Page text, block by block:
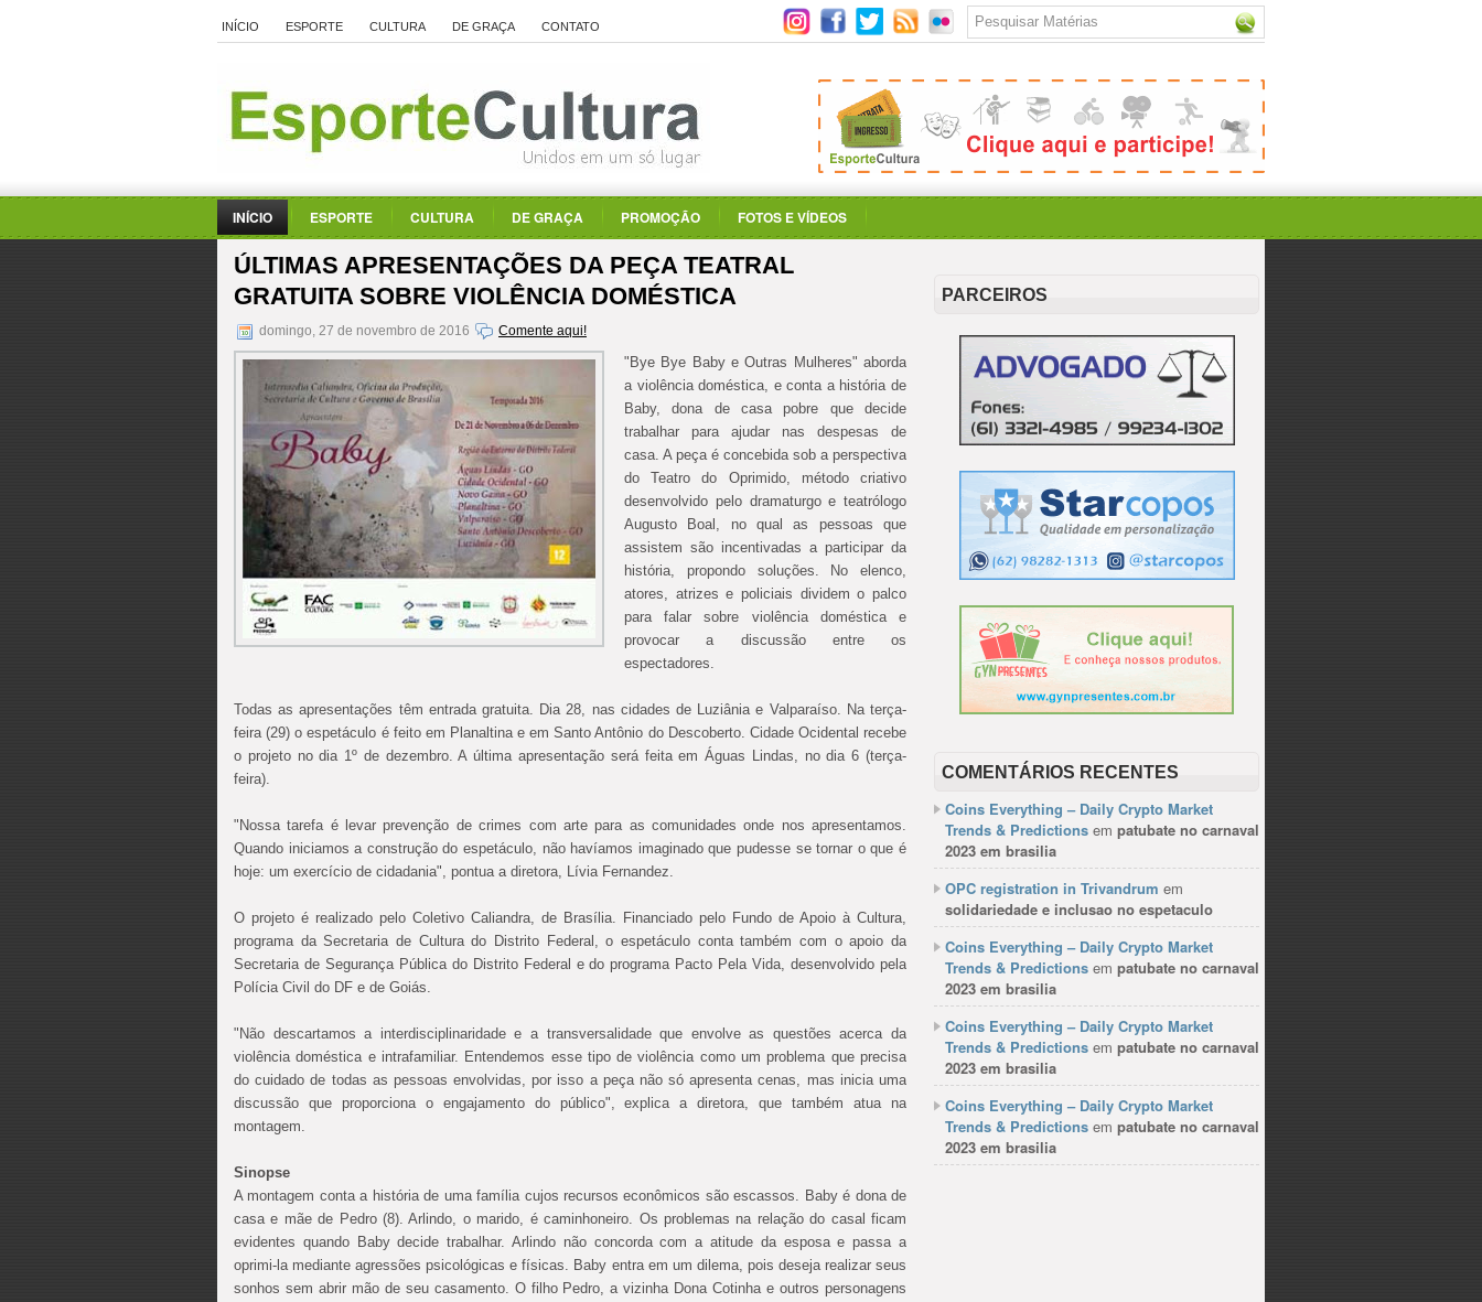
INÍCIO ESPORTE CULTURA DE GRAÇA CONTATO
INÍCIO ESPORTE CULTURA DE GRAÇA PROMOÇÃO FOTOS E VÍDEOS
ÚLTIMAS APRESENTAÇÕES DA PEÇA TEATRAL
GRATUITA SOBRE VIOLÊNCIA DOMÉSTICA
domingo, 27 de novembro de 2016 Comente aqui!
"Bye Bye Baby e Outras Mulheres" aborda
a violência doméstica, e conta a história de
Baby, dona de casa pobre que decide
trabalhar para ajudar nas despesas de
casa. A peça é concebida sob a perspectiva
do Teatro do Oprimido, método criativo
desenvolvido pelo dramaturgo e teatrólogo
Augusto Boal, no qual as pessoas que
assistem são incentivadas a participar da
história, propondo soluções. No elenco,
atores, atrizes e policiais dividem o palco
para falar sobre violência doméstica e
provocar a discussão entre os
espectadores.
Todas as apresentações têm entrada gratuita. Dia 28, nas cidades de Luziânia e Valparaíso. Na terça-
feira (29) o espetáculo é feito em Planaltina e em Santo Antônio do Descoberto. Cidade Ocidental recebe
o projeto no dia 1º de dezembro. A última apresentação será feita em Águas Lindas, no dia 6 (terça-
feira).
"Nossa tarefa é levar prevenção de crimes com arte para as comunidades onde nos apresentamos.
Quando iniciamos a construção do espetáculo, não havíamos imaginado que pudesse se tornar o que é
hoje: um exercício de cidadania", pontua a diretora, Lívia Fernandez.
O projeto é realizado pelo Coletivo Caliandra, de Brasília. Financiado pelo Fundo de Apoio à Cultura,
programa da Secretaria de Cultura do Distrito Federal, o espetáculo conta também com o apoio da
Secretaria de Segurança Pública do Distrito Federal e do programa Pacto Pela Vida, desenvolvido pela
Polícia Civil do DF e de Goiás.
"Não descartamos a interdisciplinaridade e a transversalidade que envolve as questões acerca da
violência doméstica e intrafamiliar. Entendemos esse tipo de violência como um problema que precisa
do cuidado de todas as pessoas envolvidas, por isso a peça não só apresenta cenas, mas inicia uma
discussão que proporciona o engajamento do público", explica a diretora, que também atua na
montagem.
Sinopse
A montagem conta a história de uma família cujos recursos econômicos são escassos. Baby é dona de
casa e mãe de Pedro (8). Arlindo, o marido, é caminhoneiro. Os problemas na relação do casal ficam
evidentes quando Baby decide trabalhar. Arlindo não concorda com a atitude da esposa e passa a
oprimi-la mediante agressões psicológicas e físicas. Baby entra em um dilema, pois deseja realizar seus
sonhos sem abrir mão de seu casamento. O filho Pedro, a vizinha Dona Cotinha e outros personagens
PARCEIROS
COMENTÁRIOS RECENTES
Coins Everything – Daily Crypto Market
Trends & Predictions em patubate no carnaval
2023 em brasilia
OPC registration in Trivandrum em
solidariedade e inclusao no espetaculo
Coins Everything – Daily Crypto Market
Trends & Predictions em patubate no carnaval
2023 em brasilia
Coins Everything – Daily Crypto Market
Trends & Predictions em patubate no carnaval
2023 em brasilia
Coins Everything – Daily Crypto Market
Trends & Predictions em patubate no carnaval
2023 em brasilia